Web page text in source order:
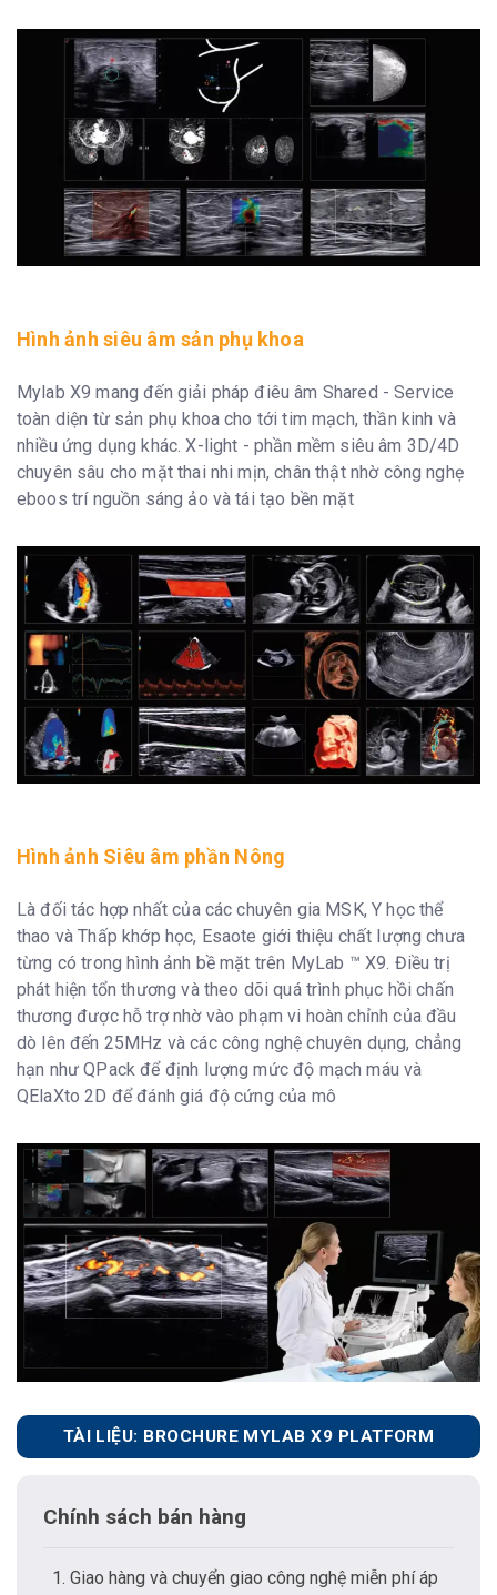
Hình ảnh siêu âm sản phụ khoa
Mylab X9 mang đến giải pháp điêu âm Shared - Service
toàn diện từ sản phụ khoa cho tới tim mạch, thần kinh và
nhiều ứng dụng khác. X-light - phần mềm siêu âm 3D/4D
chuyên sâu cho mặt thai nhi mịn, chân thật nhờ công nghẹ
eboos trí nguồn sáng ảo và tái tạo bền mặt
Hình ảnh Siêu âm phần Nông
Là đối tác hợp nhất của các chuyên gia MSK, Y học thể
thao và Thấp khớp học, Esaote giới thiệu chất lượng chưa
từng có trong hình ảnh bề mặt trên MyLab ™ X9. Điều trị
phát hiện tổn thương và theo dõi quá trình phục hồi chấn
thương được hỗ trợ nhờ vào phạm vi hoàn chỉnh của đầu
dò lên đến 25MHz và các công nghệ chuyên dụng, chẳng
hạn như QPack để định lượng mức độ mạch máu và
QElaXto 2D để đánh giá độ cứng của mô
TÀI LIỆU: BROCHURE MYLAB X9 PLATFORM
Chính sách bán hàng
Giao hàng và chuyển giao công nghệ miễn phí áp